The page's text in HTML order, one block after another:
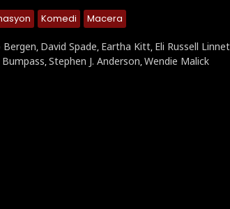
Komedi Macera
Bergen, David Spade, Eartha Kitt, Eli Russell
,Stephen J. Anderson,Wendie Malick